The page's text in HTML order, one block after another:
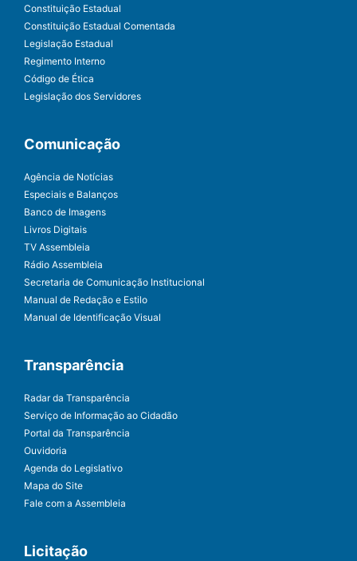
Constituição Estadual
Constituição Estadual Comentada
Legislação Estadual
Regimento Interno
Código de Ética
Legislação dos Servidores
Comunicação
Agência de Notícias
Especiais e Balanços
Banco de Imagens
Livros Digitais
TV Assembleia
Rádio Assembleia
Secretaria de Comunicação Institucional
Manual de Redação e Estilo
Manual de Identificação Visual
Transparência
Radar da Transparência
Serviço de Informação ao Cidadão
Portal da Transparência
Ouvidoria
Agenda do Legislativo
Mapa do Site
Fale com a Assembleia
Licitação